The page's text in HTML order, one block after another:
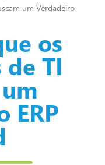
um Verdadeiro
os
de TI
ERP